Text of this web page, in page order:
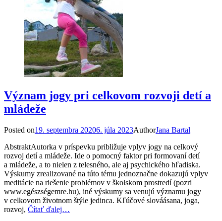
Význam jogy pri celkovom rozvoji detí a
mládeže
Posted on19. septembra 20206. júla 2023AuthorJana Bartal
AbstraktAutorka v príspevku približuje vplyv jogy na celkový
rozvoj detí a mládeže. Ide o pomocný faktor pri formovaní detí
a mládeže, a to nielen z telesného, ale aj psychického hľadiska.
Výskumy zrealizované na túto tému jednoznačne dokazujú vplyv
meditácie na riešenie problémov v školskom prostredí (pozri
www.egészségemre.hu), iné výskumy sa venujú významu jogy
v celkovom životnom štýle jedinca. Kľúčové slováásana, joga,
rozvoj, Čítať ďalej…